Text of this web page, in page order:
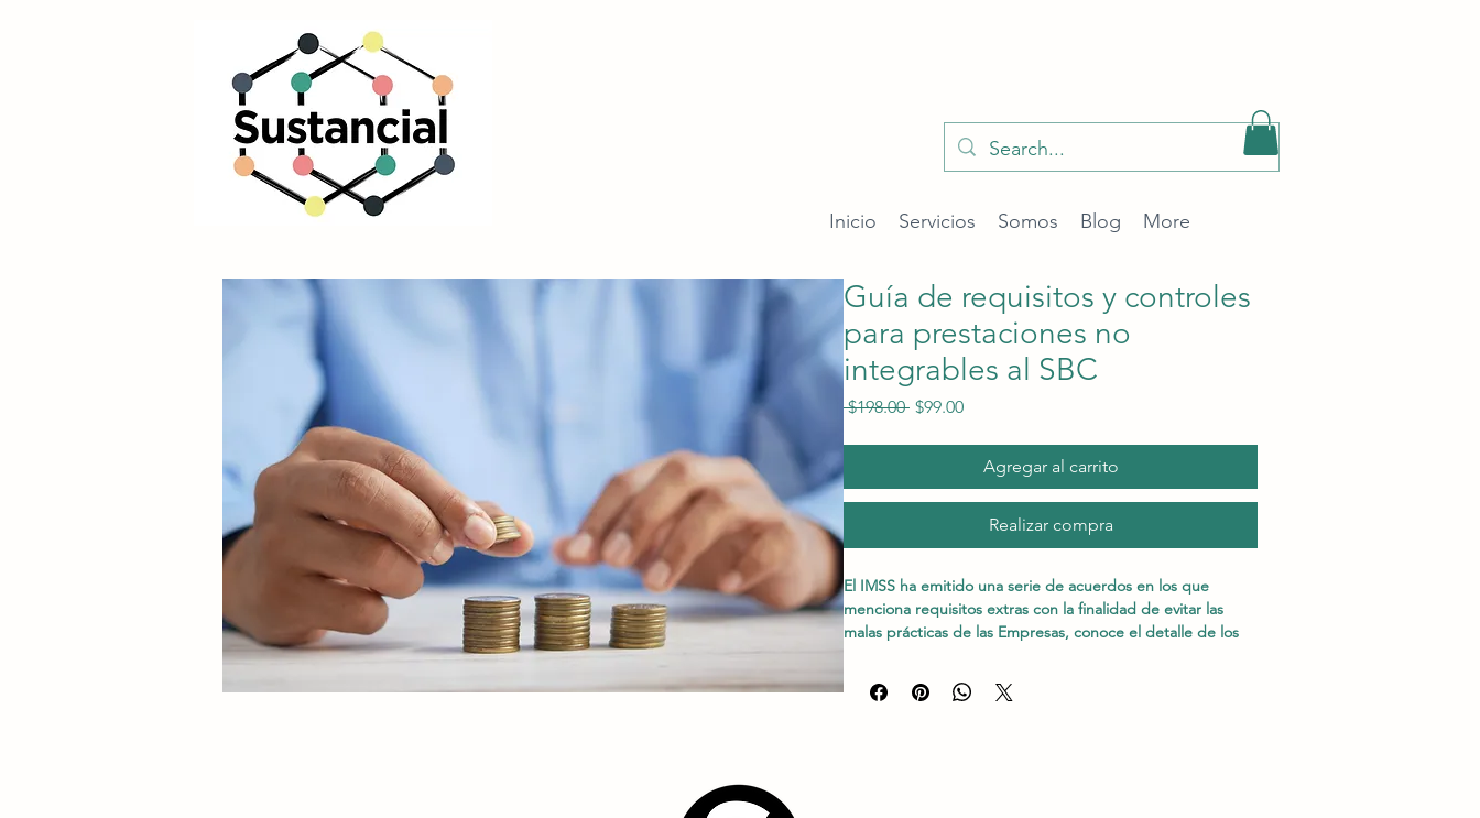
Inicio Servicios Somos Blog More
Guía de requisitos y controles
para prestaciones no
integrables al SBC
$198.00 Precio
$99.00Precio
oferta
Agregar al carrito
Realizar compra
El IMSS ha emitido una serie de acuerdos en los que
menciona requisitos extras con la finalidad de evitar las
malas prácticas de las Empresas, conoce el detalle de los